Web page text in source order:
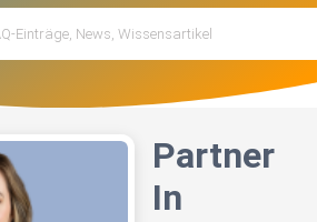
Partner
In